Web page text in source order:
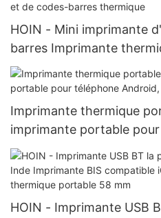
HOIN - Mini imprimante
barres Imprimante
gratuit Imprimante
bon marché Imprimante
codes-barres thermique
Imprimante thermique
imprimante portable
mm
HOIN - Imprimante USB